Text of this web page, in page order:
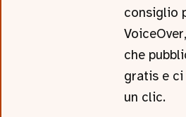
consiglio
che
gratis e
un clic.